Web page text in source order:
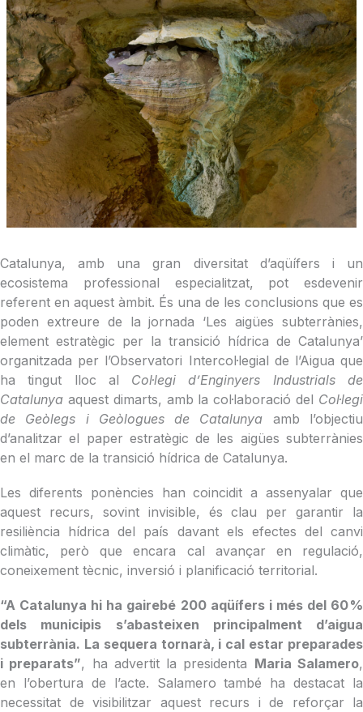
Catalunya, amb una gran diversitat d’aqüífers i un
ecosistema professional especialitzat, pot esdevenir
referent en aquest àmbit. És una de les conclusions que es
poden extreure de la jornada ‘Les aigües subterrànies,
element estratègic per la transició hídrica de Catalunya’
organitzada per l’Observatori Intercol·legial de l’Aigua que
ha tingut lloc al Col·legi d’Enginyers Industrials de
Catalunya aquest dimarts, amb la col·laboració del Col·legi
de Geòlegs i Geòlogues de Catalunya amb l’objectiu
d’analitzar el paper estratègic de les aigües subterrànies
en el marc de la transició hídrica de Catalunya.
Les diferents ponències han coincidit a assenyalar que
aquest recurs, sovint invisible, és clau per garantir la
resiliència hídrica del país davant els efectes del canvi
climàtic, però que encara cal avançar en regulació,
coneixement tècnic, inversió i planificació territorial.
“A Catalunya hi ha gairebé 200 aqüífers i més del 60 %
dels municipis s’abasteixen principalment d’aigua
subterrània. La sequera tornarà, i cal estar preparades
i preparats”, ha advertit la presidenta Maria Salamero,
en l’obertura de l’acte. Salamero també ha destacat la
necessitat de visibilitzar aquest recurs i de reforçar la